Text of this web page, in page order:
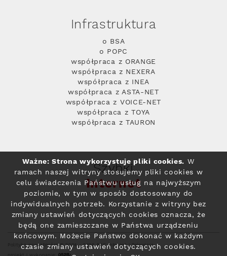
Infrastruktura
o BSA
o POPC
współpraca z ORANGE
współpraca z NEXERA
współpraca z INEA
współpraca z ASTA-NET
współpraca z VOICE-NET
współpraca z TOYA
współpraca z TAURON
Szybki
Internet
Polityka prywatności© 2004 - 2026 RFC Internet i Telewizja
Ważne: Strona wykorzystuje pliki cookies. W
ramach naszej witryny stosujemy pliki cookies w
celu świadczenia Państwu usług na najwyższym
poziomie, w tym w sposób dostosowany do
indywidualnych potrzeb. Korzystanie z witryny bez
zmiany ustawień dotyczących cookies oznacza, że
będą one zamieszczane w Państwa urządzeniu
końcowym. Możecie Państwo dokonać w każdym
czasie zmiany ustawień dotyczących cookies.